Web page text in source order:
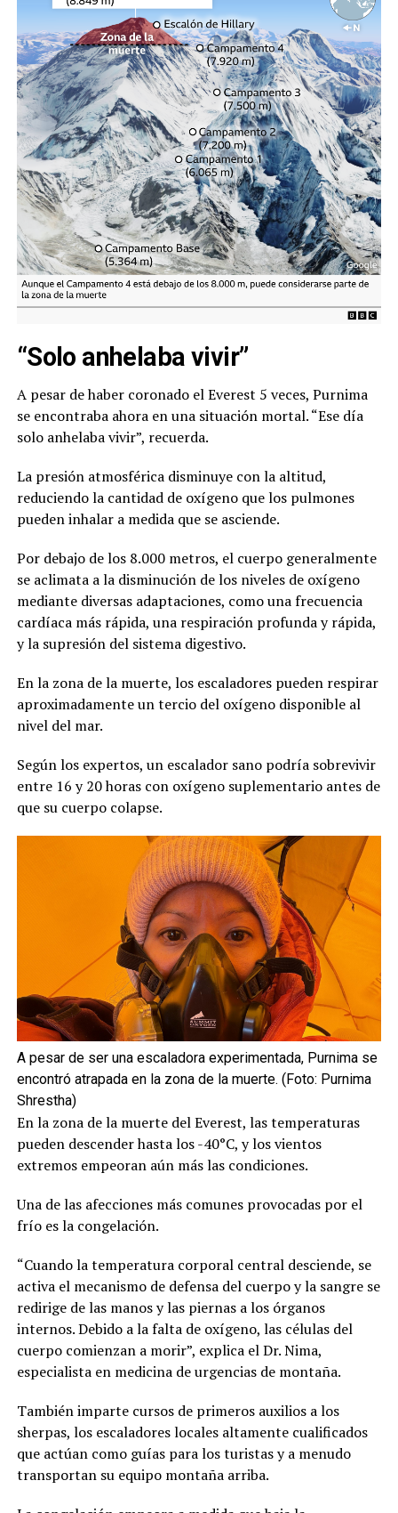
“Solo anhelaba vivir”
A pesar de haber coronado el Everest 5 veces, Purnima
se encontraba ahora en una situación mortal. “Ese día
solo anhelaba vivir”, recuerda.
La presión atmosférica disminuye con la altitud,
reduciendo la cantidad de oxígeno que los pulmones
pueden inhalar a medida que se asciende.
Por debajo de los 8.000 metros, el cuerpo generalmente
se aclimata a la disminución de los niveles de oxígeno
mediante diversas adaptaciones, como una frecuencia
cardíaca más rápida, una respiración profunda y rápida,
y la supresión del sistema digestivo.
En la zona de la muerte, los escaladores pueden respirar
aproximadamente un tercio del oxígeno disponible al
nivel del mar.
Según los expertos, un escalador sano podría sobrevivir
entre 16 y 20 horas con oxígeno suplementario antes de
que su cuerpo colapse.
A pesar de ser una escaladora experimentada, Purnima se
encontró atrapada en la zona de la muerte. (Foto: Purnima
Shrestha)
En la zona de la muerte del Everest, las temperaturas
pueden descender hasta los -40°C, y los vientos
extremos empeoran aún más las condiciones.
Una de las afecciones más comunes provocadas por el
frío es la congelación.
“Cuando la temperatura corporal central desciende, se
activa el mecanismo de defensa del cuerpo y la sangre se
redirige de las manos y las piernas a los órganos
internos. Debido a la falta de oxígeno, las células del
cuerpo comienzan a morir”, explica el Dr. Nima,
especialista en medicina de urgencias de montaña.
También imparte cursos de primeros auxilios a los
sherpas, los escaladores locales altamente cualificados
que actúan como guías para los turistas y a menudo
transportan su equipo montaña arriba.